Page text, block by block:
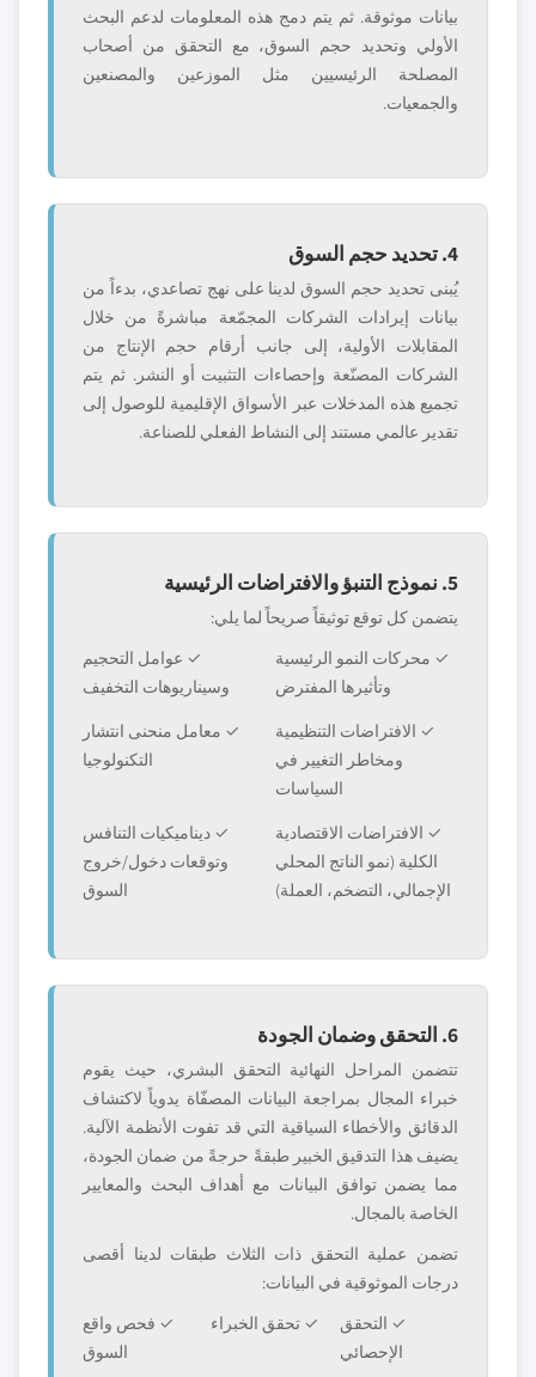
بيانات موثوقة. ثم يتم دمج هذه المعلومات لدعم البحث
الأولي وتحديد حجم السوق، مع التحقق من أصحاب
المصلحة الرئيسيين مثل الموزعين والمصنعين
والجمعيات.
4. تحديد حجم السوق
يُبنى تحديد حجم السوق لدينا على نهج تصاعدي، بدءاً من
بيانات إيرادات الشركات المجمّعة مباشرةً من خلال
المقابلات الأولية، إلى جانب أرقام حجم الإنتاج من
الشركات المصنّعة وإحصاءات التثبيت أو النشر. ثم يتم
تجميع هذه المدخلات عبر الأسواق الإقليمية للوصول إلى
تقدير عالمي مستند إلى النشاط الفعلي للصناعة.
5. نموذج التنبؤ والافتراضات الرئيسية
يتضمن كل توقع توثيقاً صريحاً لما يلي:
✓ محركات النمو الرئيسية
وتأثيرها المفترض
✓ عوامل التحجيم
وسيناريوهات التخفيف
✓ الافتراضات التنظيمية
ومخاطر التغيير في
السياسات
✓ معامل منحنى انتشار
التكنولوجيا
✓ الافتراضات الاقتصادية
الكلية (نمو الناتج المحلي
الإجمالي، التضخم، العملة)
✓ ديناميكيات التنافس
وتوقعات دخول/خروج
السوق
6. التحقق وضمان الجودة
تتضمن المراحل النهائية التحقق البشري، حيث يقوم
خبراء المجال بمراجعة البيانات المصفّاة يدوياً لاكتشاف
الدقائق والأخطاء السياقية التي قد تفوت الأنظمة الآلية.
يضيف هذا التدقيق الخبير طبقةً حرجةً من ضمان الجودة،
مما يضمن توافق البيانات مع أهداف البحث والمعايير
الخاصة بالمجال.
تضمن عملية التحقق ذات الثلاث طبقات لدينا أقصى
درجات الموثوقية في البيانات:
✓ التحقق
الإحصائي
✓ تحقق الخبراء
✓ فحص واقع
السوق